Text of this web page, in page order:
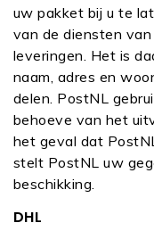
uw pakket bij u te
van de diensten
leveringen. Het is
naam, adres en
delen. PostNL
behoeve van het
het geval dat
stelt PostNL uw
beschikking.
DHL